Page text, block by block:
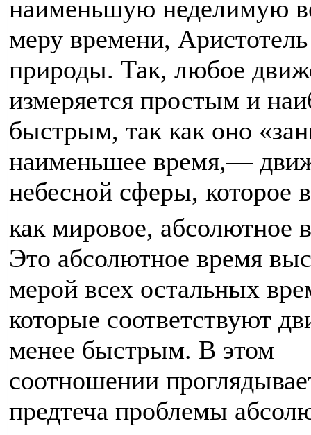
наименьшую неделимую
меру времени, Аристотель
природы. Так, любое
измеряется простым и
быстрым, так как оно
наименьшее время,—
небесной сферы, которое
как мировое, абсолютное
Это абсолютное время
мерой всех остальных
которые соответствуют
менее быстрым. В этом
соотношении
предтеча проблемы